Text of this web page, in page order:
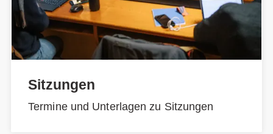
Sitzungen
Termine und Unterlagen zu Sitzungen